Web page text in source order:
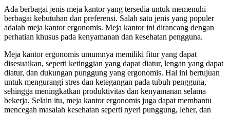
Ada berbagai jenis meja kantor yang tersedia untuk memenuhi
berbagai kebutuhan dan preferensi. Salah satu jenis yang populer
adalah meja kantor ergonomis. Meja kantor ini dirancang dengan
perhatian khusus pada kenyamanan dan kesehatan pengguna.
Meja kantor ergonomis umumnya memiliki fitur yang dapat
disesuaikan, seperti ketinggian yang dapat diatur, lengan yang dapat
diatur, dan dukungan punggung yang ergonomis. Hal ini bertujuan
untuk mengurangi stres dan ketegangan pada tubuh pengguna,
sehingga meningkatkan produktivitas dan kenyamanan selama
bekerja. Selain itu, meja kantor ergonomis juga dapat membantu
mencegah masalah kesehatan seperti nyeri punggung, leher, dan